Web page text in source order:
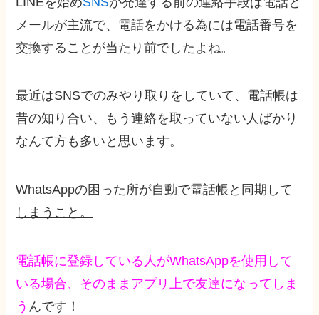
メールが主流で、電話をかける為には電話番号を
交換することが当たり前でしたよね。
最近はSNSでのみやり取りをしていて、電話帳は
昔の知り合い、もう連絡を取っていない人ばかり
なんて方も多いと思います。
WhatsAppの困った所が自動で電話帳と同期して
しまうこと。
電話帳に登録している人がWhatsAppを使用して
いる場合、そのままアプリ上で友達になってしま
う んです！